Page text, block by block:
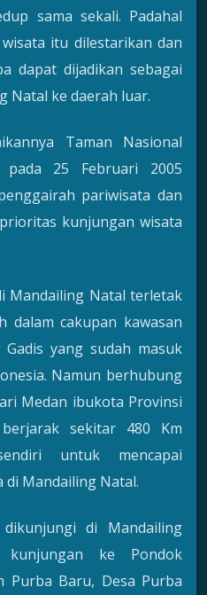
sama sekali. Padahal
itu dilestarikan dan
dapat dijadikan sebagai
Natal ke daerah luar.
Taman Nasional
pada 25 Februari 2005
pariwisata dan
kunjungan wisata
Mandailing Natal terletak
dalam cakupan kawasan
yang sudah masuk
Namun berhubung
Medan ibukota Provinsi
sekitar 480 Km
untuk mencapai
di Mandailing Natal.
di Mandailing
ke Pondok
Purba Baru, Desa Purba